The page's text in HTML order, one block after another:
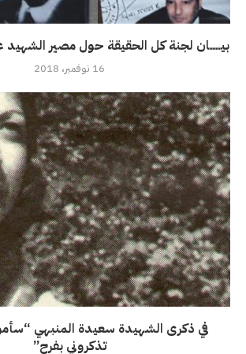
بيـــــــان لجنة كل الحقيقة حول مصير
16 نوفمبر، 2018
في ذكرى الشهيدة سعيدة المنبهي
تذكروني بفرح”